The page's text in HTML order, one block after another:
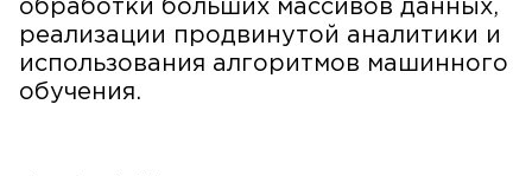
обработки больших массивов данных,
реализации продвинутой аналитики и
использования алгоритмов машинного
обучения.